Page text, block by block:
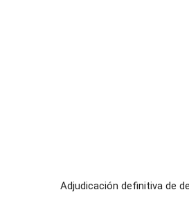
Adjudicación definitiva de